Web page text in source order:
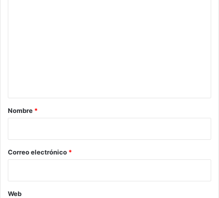
r
*
Nombre *
Correo electrónico *
Web